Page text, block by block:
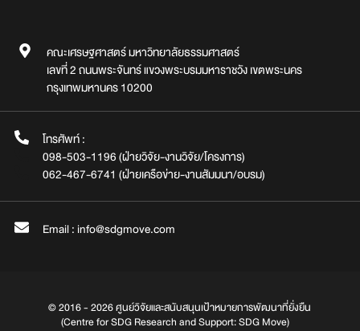
คณะเศรษฐศาสตร์ มหาวิทยาลัยธรรมศาสตร์
เลขที่ 2 ถนนพระจันทร์ แขวงพระบรมมหาราชวัง เขตพระนคร
กรุงเทพมหานคร 10200
โทรศัพท์ :
098-503-1196 (ฝ่ายวิจัย-งานวิจัย/โครงการ)
062-467-6741 (ฝ่ายเครือข่าย-งานสัมมนา/อบรม)
Email : info@sdgmove.com
© 2016 - 2026 ศูนย์วิจัยและสนับสนุนเป้าหมายการพัฒนาที่ยั่งยืน
(Centre for SDG Research and Support: SDG Move)